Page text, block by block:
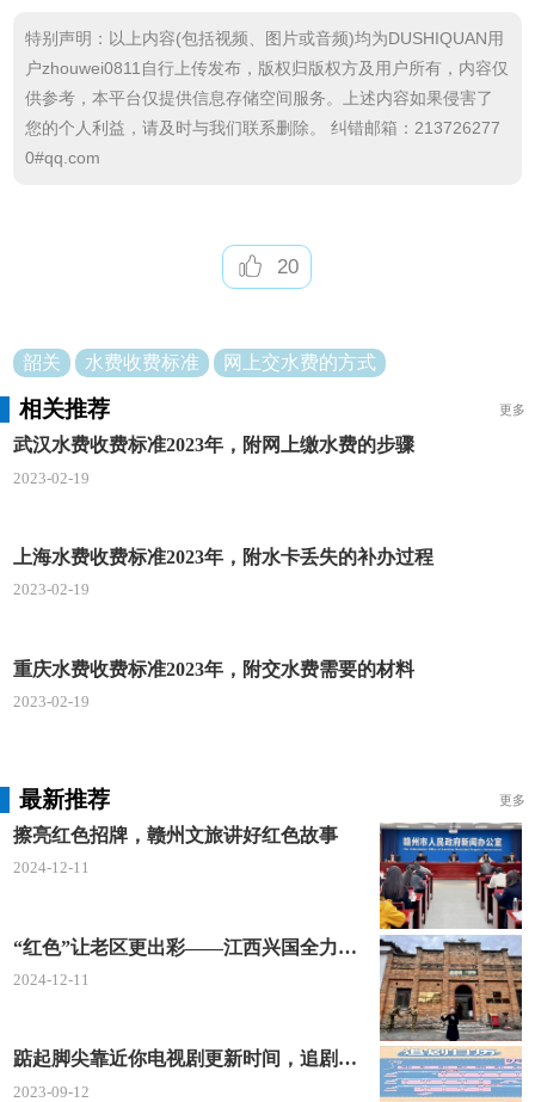
站就是其中典型的代表。市民们可以通过这些网站实
现水费、电费的交付，让您享受各种可以足不出户就
能够得来的便利。
网上交水费的流程
2.点击【生活缴费】。
4.选择【缴费单位】。
5.输入【用户编号】，点击【下一步】，即可缴
费。
特别声明：以上内容(包括视频、图片或音频)均为DUSHIQUAN用
户zhouwei0811自行上传发布，版权归版权方及用户所有，内容仅
供参考，本平台仅提供信息存储空间服务。上述内容如果侵害了
您的个人利益，请及时与我们联系删除。 纠错邮箱：213726277
0#qq.com
20
韶关 水费收费标准 网上交水费的方式
相关推荐 更多
武汉水费收费标准2023年，附网上缴水费的步骤
2023-02-19
上海水费收费标准2023年，附水卡丢失的补办过程
2023-02-19
重庆水费收费标准2023年，附交水费需要的材料
2023-02-19
最新推荐 更多
擦亮红色招牌，赣州文旅讲好红色故事
2024-12-11
“红色”让老区更出彩——江西兴国全力打造红色文化传承发展创新示范区
2024-12-11
踮起脚尖靠近你电视剧更新时间，追剧日历及剧情简介
2023-09-12